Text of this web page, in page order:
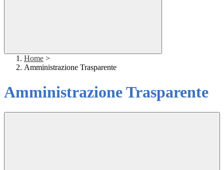
Home >
Amministrazione Trasparente
Amministrazione Trasparente